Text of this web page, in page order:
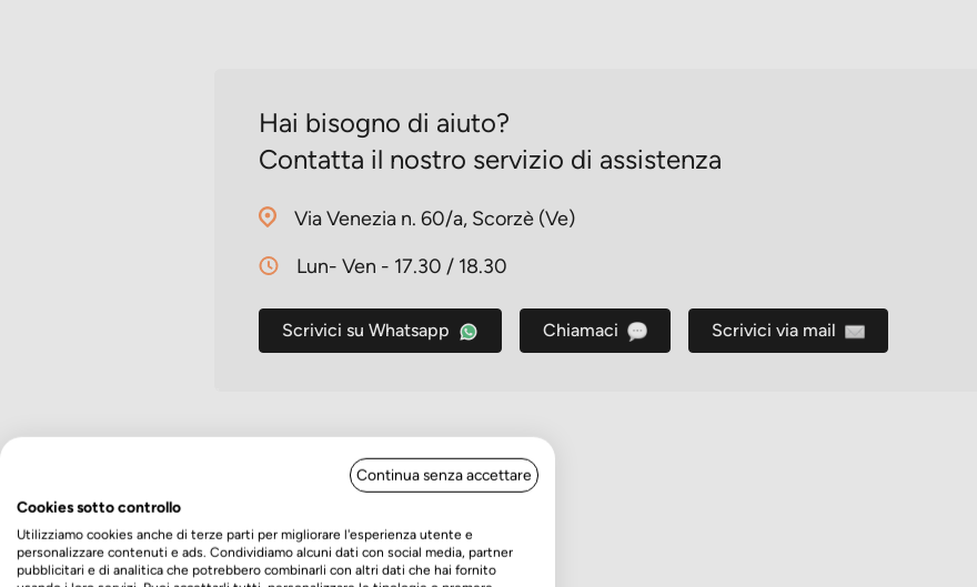
Hai bisogno di aiuto?
Contatta il nostro servizio di assistenza
Via Venezia n. 60/a, Scorzè (Ve)
Lun- Ven - 17.30 / 18.30
Scrivici su Whatsapp Chiamaci Scrivici via mail
4,7/5
Continua senza accettare
Cookies sotto controllo
Utilizziamo cookies anche di terze parti per migliorare l'esperienza utente e
personalizzare contenuti e ads. Condividiamo alcuni dati con social media, partner
pubblicitari e di analitica che potrebbero combinarli con altri dati che hai fornito